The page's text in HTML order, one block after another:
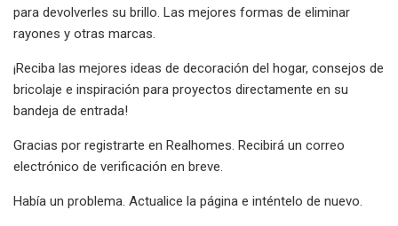
para devolverles su brillo. Las mejores formas de eliminar
rayones y otras marcas.
¡Reciba las mejores ideas de decoración del hogar, consejos de
bricolaje e inspiración para proyectos directamente en su
bandeja de entrada!
Gracias por registrarte en Realhomes. Recibirá un correo
electrónico de verificación en breve.
Había un problema. Actualice la página e inténtelo de nuevo.